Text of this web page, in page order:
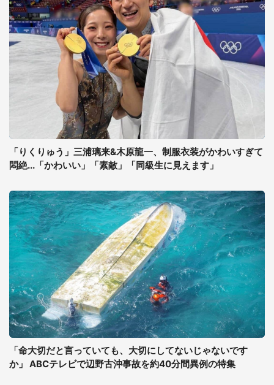
「りくりゅう」三浦璃来&木原龍一、制服衣装がかわいすぎて
悶絶...「かわいい」「素敵」「同級生に見えます」
「命大切だと言っていても、大切にしてないじゃないです
か」 ABCテレビで辺野古沖事故を約40分間異例の特集